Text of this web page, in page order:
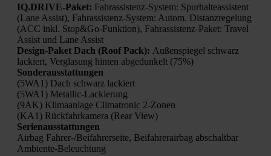
IQ.DRIVE-Paket: Fahr­as­sis­tenz-Sys­tem: Spur­hal­te­as­sis­tent
(Lane Assist), Fahr­as­sis­tenz-Sys­tem: Autom. Distanz­re­ge­lung
(ACC inkl. Stop&Go-Funktion), Fahr­as­sis­tenz-Paket: Tra­vel
Assist und Lane Assist
Design-Paket Dach (Roof Pack): Außen­spie­gel schwarz
lackiert, Ver­gla­sung hin­ten abge­dun­kelt (75%)
Son­der­aus­stat­tun­gen
(5WA1) Dach schwarz lackiert
(5WA1) Metal­lic-Lackie­rung
(9AK) Kli­ma­an­la­ge Cli­ma­tro­nic 2‑Zonen
(KA1) Rück­fahr­ka­me­ra (Rear View)
Seri­en­aus­stat­tun­gen
Air­bag Fah­rer-/Bei­fah­rer­sei­te, Bei­fah­rer­air­bag abschalt­bar
Ambi­en­te-Beleuch­tung